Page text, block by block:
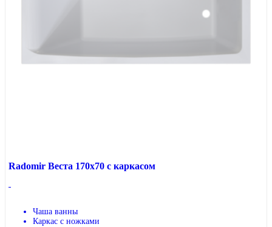
Radomir Веста 170x70 с каркасом
Чаша ванны
Каркас с ножками